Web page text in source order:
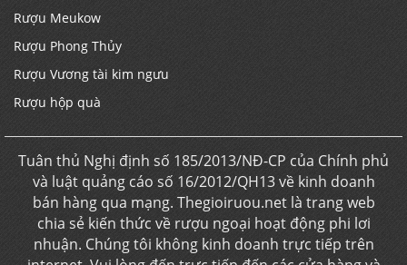
Rượu Meukow
Rượu Phong Thủy
Rượu Vương tài kim ngưu
Rượu hộp quà
Tuân thủ Nghị định số 185/2013/NĐ-CP của Chính phủ
và luật quảng cáo số 16/2012/QH13 về kinh doanh
bán hàng qua mạng. Thegioiruou.net là trang web
chia sẻ kiến thức về rượu ngoại hoạt động phi lơi
nhuận. Chúng tôi không kinh doanh trực tiếp trên